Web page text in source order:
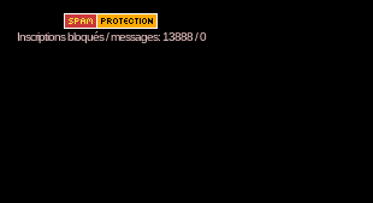
Inscriptions bloqués / messages: 13888 / 0